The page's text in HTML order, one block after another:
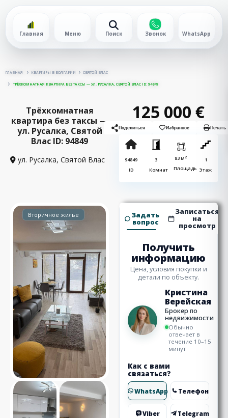
Главная Меню Поиск Звонок WhatsApp
ГЛАВНАЯ КВАРТИРЫ В БОЛГАРИИ СВЯТОЙ ВЛАС
ТРЁХКОМНАТНАЯ КВАРТИРА БЕЗ ТАКСЫ — УЛ. РУСАЛКА, СВЯТОЙ ВЛАС ID: 94849
Трёхкомнатная
квартира без таксы —
ул. Русалка, Святой
Влас ID: 94849
ул. Русалка, Святой Влас
125 000 €
Поделиться Избранное Печать
94849
ID
3
Комнат
83 м2
Площадь
1
Этаж
Вторичное жилье Задать
вопрос
Записаться
на
просмотр
Получить
информацию
Цена, условия покупки и
детали по объекту.
Кристина
Верейская
Брокер по
недвижимости
Обычно
отвечает в
течение 10–15
минут
Как с вами
связаться?
WhatsApp Телефон
Viber Telegram